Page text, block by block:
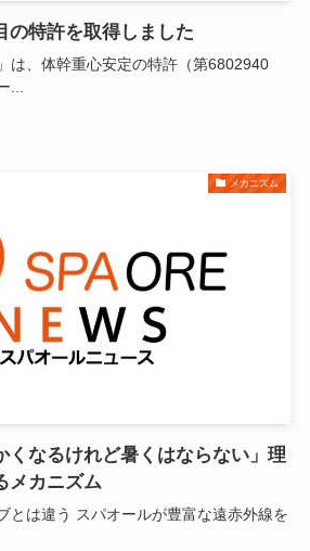
の特許を取得しました
は、体幹重心安定の特許（第6802940
...
メカニズム
くなるけれど暑くはならない」理
メカニズム
とは違う スパオールが豊富な遠赤外線を